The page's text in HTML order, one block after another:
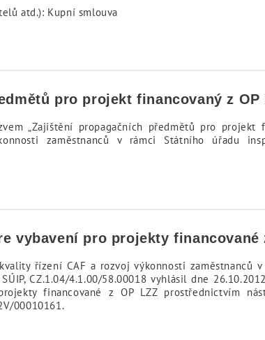
atd.): Kupní smlouva
pro projekt financovaný z OP
„Zajištění propagačních předmětů pro projekt
zaměstnanců v rámci Státního úřadu
vybavení pro projekty financované
řízení CAF a rozvoj výkonnosti zaměstnanců
CZ.1.04/4.1.00/58.00018 vyhlásil dne
financované z OP LZZ prostřednictvím
00010161.